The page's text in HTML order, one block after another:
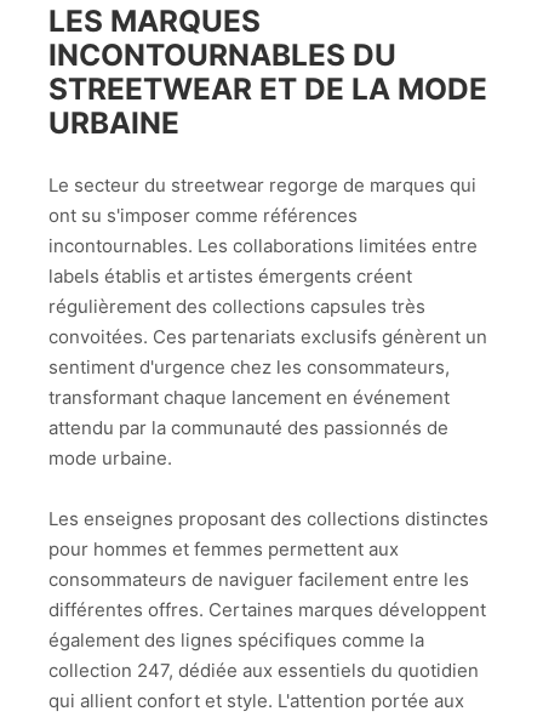
LES MARQUES
INCONTOURNABLES DU
STREETWEAR ET DE LA MODE
URBAINE
Le secteur du streetwear regorge de marques qui
ont su s'imposer comme références
incontournables. Les collaborations limitées entre
labels établis et artistes émergents créent
régulièrement des collections capsules très
convoitées. Ces partenariats exclusifs génèrent un
sentiment d'urgence chez les consommateurs,
transformant chaque lancement en événement
attendu par la communauté des passionnés de
mode urbaine.
Les enseignes proposant des collections distinctes
pour hommes et femmes permettent aux
consommateurs de naviguer facilement entre les
différentes offres. Certaines marques développent
également des lignes spécifiques comme la
collection 247, dédiée aux essentiels du quotidien
qui allient confort et style. L'attention portée aux